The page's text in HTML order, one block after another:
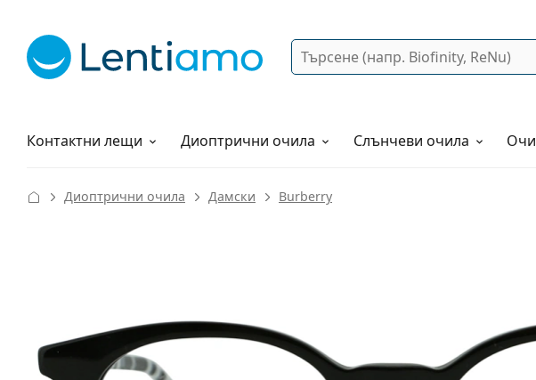
Търсене
Контактни лещи
Разтвори Диоптрични очила Слънчеви очила
Как да поръчам?
Диоптрични очила Дамски Burberry